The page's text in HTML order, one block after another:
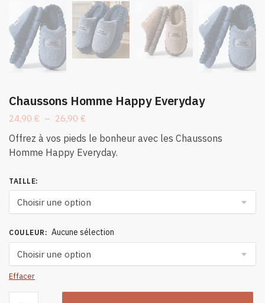
Chaussons Homme Happy Everyday
24,90 € – 26,90 €Plage
prix :
24,90 €
Offrez à vos pieds le bonheur avec les Chaussons
Homme Happy Everyday.
TAILLE:
COULEUR : Aucune sélection
Effacer